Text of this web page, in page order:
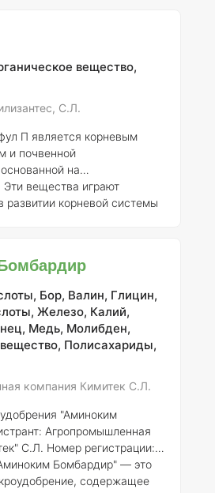
и гуминовые вещества.
и развития бромелиевых
их необходимыми
Состав
вещество,
С.Л.
П является корневым
и почвенной
на
Эти вещества играют
развитии корневой системы
в земле, что в свою
состав Агрифул П
которые оказывают
на вкус и окраску
быстро усваиваются
Бор, Валин, Глицин,
Железо, Калий,
Медь, Молибден,
Полисахариды,
компания Кимитек С.Л.
"Аминоким
Агропромышленная
С.Л. Номер регистрации:
содержащее